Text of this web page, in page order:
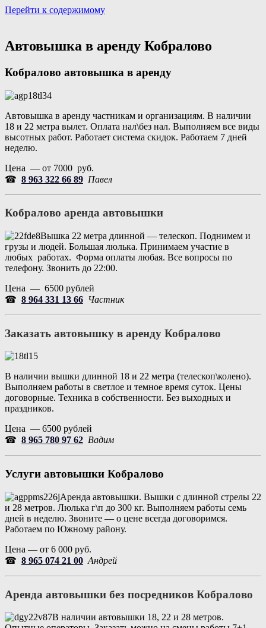
Перейти к содержимому
Автовышка в аренду Кобралово
Кобралово автовышка в аренду
Автовышка в аренду частникам и организациям. В наличии
18 и 22 метра вылет. Оплата нал\без нал. Выполняем все виды
высотных работ. Работает система скидок. Работаем 7 дней
неделю.
Цена — от 7000 руб.
☎ 8 963 322 66 89 Павел
Кобралово аренда автовышки
Вышка 22 метра длинной — телескоп. Поднимем и
грузы и людей. Большая люлька. Принимаем участие в
любых работах. Форма оплаты любая. Все вопросы по
телефону. Звонить до 22:00.
Цена — 6500 рублей
☎ 8 964 331 13 66 Частник
Заказать автовышку в аренду Кобралово
В наличии вышки длинной 18 и 22 метра (телескоп\колено).
Выполняем работы в светлое и темное время суток. Цены
договорные. Техника в собственности. Без выходных и
праздников.
Цена — 6500 рублей
☎ 8 965 780 97 62 Вадим
Услуги автовышки Кобралово
Аренда автовышки. Вышки с длинной стрелы 22
и 28 метров. Люлька г\п до 300 кг. Выполняем работы семь
дней в неделю. Звоните — о цене всегда договоримся.
Работаем по Южному району.
Цена — от 6 000 руб.
☎ 8 965 074 21 00 Андрей
Аренда автовышки без посредников Кобралово
В наличии автовышки 18, 22 и 28 метров.